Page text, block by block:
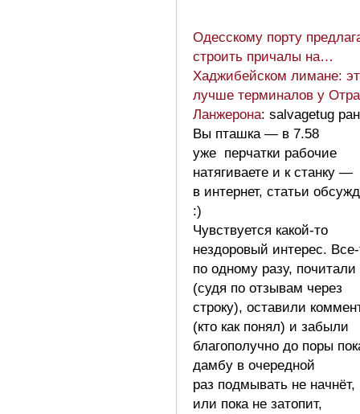
Одесскому порту
строить причалы на…
Хаджибейском лимане:
лучше терминалов у
Ланжерона: salvagetug
Вы пташка — в 7.58
уже перчатки рабочие
натягиваете и к станку —
в интернет, статьи
:)
Чувствуется какой-то
нездоровый интерес.
по одному разу, почитали
(судя по отзывам через
строку), оставили
(кто как понял) и забыли
благополучно до поры
дамбу в очередной
раз подмывать не начнёт,
или пока не затопит,